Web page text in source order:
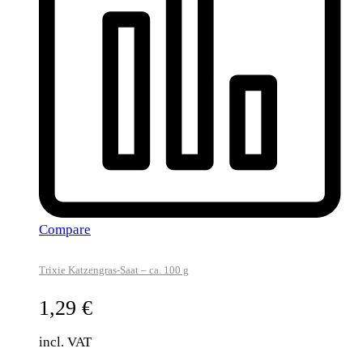
Compare
Trixie Katzengras-Saat – ca. 100 g
1,29 €
incl. VAT